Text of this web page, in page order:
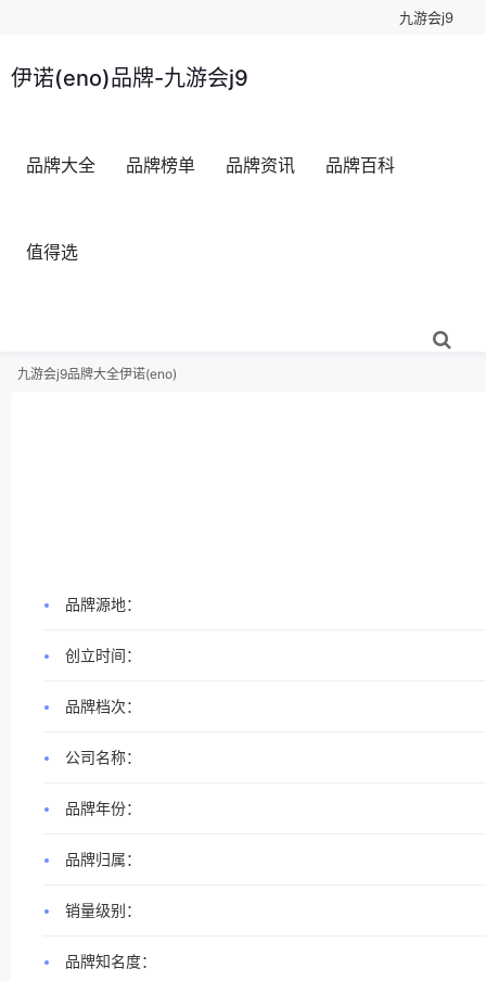
九游会j9
伊诺(eno)品牌-九游会j9
品牌大全 品牌榜单 品牌资讯 品牌百科
值得选
九游会j9品牌大全伊诺(eno)
品牌源地：
创立时间：
品牌档次：
公司名称：
品牌年份：
品牌归属：
销量级别：
品牌知名度：